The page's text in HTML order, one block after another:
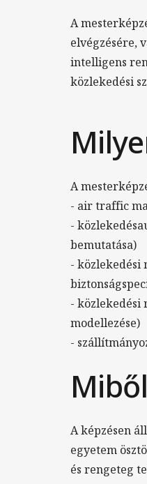
A
elvégzésére,
intelligens
közlekedési
A
- air traffic
-
bemutatása)
- közlekedési
- közlekedési
modellezése)
-
A képzésen
egyetem
és rengeteg